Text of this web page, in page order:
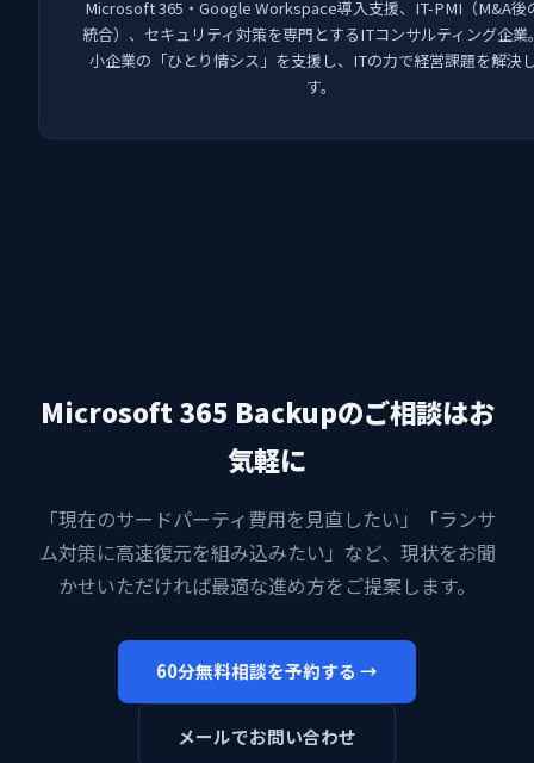
Microsoft 365・Google Workspace導入支援、IT-PMI（M&A後
統合）、セキュリティ対策を専門とするITコンサルティング企業
小企業の「ひとり情シス」を支援し、ITの力で経営課題を解決
す。
Microsoft 365 Backupのご相談はお
気軽に
「現在のサードパーティ費用を見直したい」「ランサ
ム対策に高速復元を組み込みたい」など、現状をお聞
かせいただければ最適な進め方をご提案します。
60分無料相談を予約する →
メールでお問い合わせ